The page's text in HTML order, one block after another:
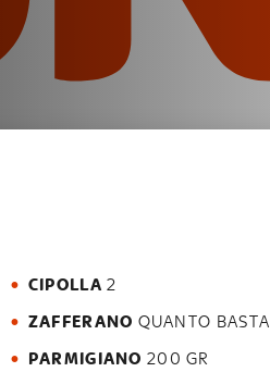
CIPOLLA 2
ZAFFERANO QUANTO BASTA
PARMIGIANO 200 GR